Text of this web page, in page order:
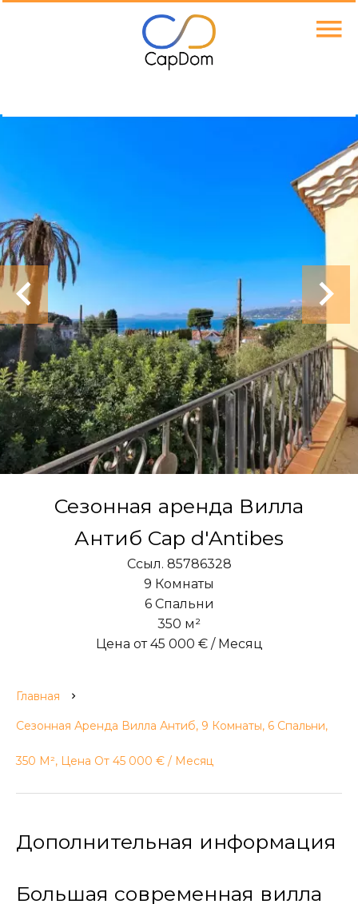
Сезонная аренда Вилла
Антиб Cap d'Antibes
Ссыл. 85786328
9 Комнаты
6 Спальни
350 м²
Цена от 45 000 € / Месяц
Главная
Сезонная Аренда Вилла Антиб, 9 Комнаты, 6 Спальни,
350 М², Цена От 45 000 € / Месяц
Дополнительная информация
Большая современная вилла